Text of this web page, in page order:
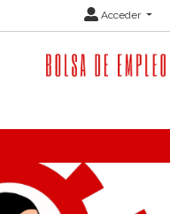
Acceder